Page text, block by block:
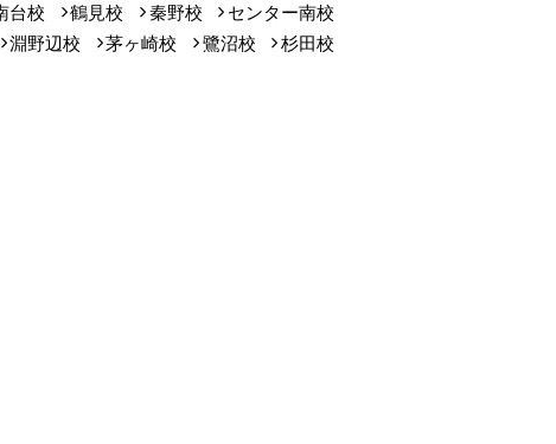
台校 鶴見校 秦野校
センター南校
淵野辺校 茅ヶ崎校 鷺沼校
杉田校